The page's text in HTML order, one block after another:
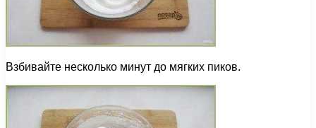
Взбивайте несколько минут до мягких пиков.